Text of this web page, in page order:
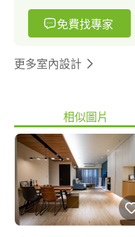
免費找專家
更多室內設計
相似圖片